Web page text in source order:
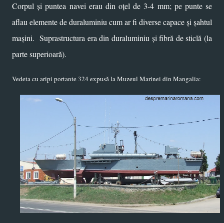
Corpul și puntea navei erau din oțel de 3-4 mm; pe punte se
aflau elemente de duraluminiu cum ar fi diverse capace și șahtul
mașini. Suprastructura era din duraluminiu și fibră de sticlă (la
parte superioară).
Vedeta cu aripi portante 324 expusă la Muzeul Marinei din Mangalia: